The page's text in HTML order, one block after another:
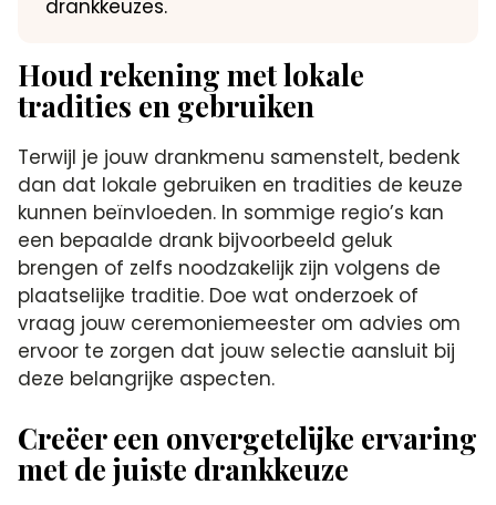
drankkeuzes.
Houd rekening met lokale
tradities en gebruiken
Terwijl je jouw drankmenu samenstelt, bedenk
dan dat lokale gebruiken en tradities de keuze
kunnen beïnvloeden. In sommige regio’s kan
een bepaalde drank bijvoorbeeld geluk
brengen of zelfs noodzakelijk zijn volgens de
plaatselijke traditie. Doe wat onderzoek of
vraag jouw ceremoniemeester om advies om
ervoor te zorgen dat jouw selectie aansluit bij
deze belangrijke aspecten.
Creëer een onvergetelijke ervaring
met de juiste drankkeuze